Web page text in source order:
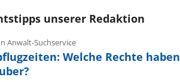
unserer Redaktion
Anwalt-Suchservice
Welche Rechte haben